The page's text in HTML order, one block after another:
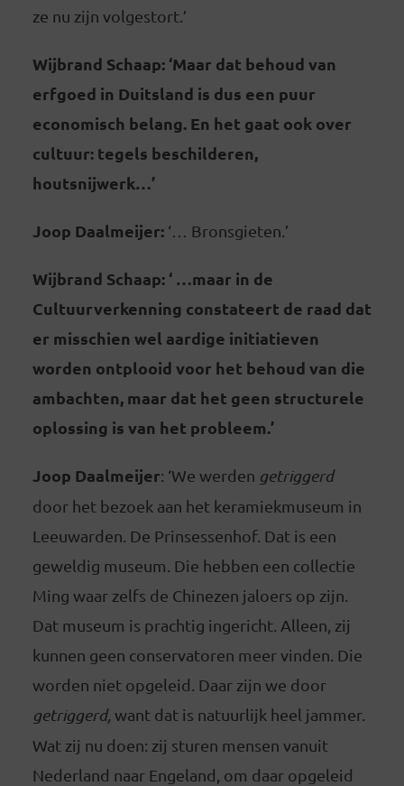
ze nu zijn volgestort.’
Wijbrand Schaap: ‘Maar dat behoud van
erfgoed in Duitsland is dus een puur
economisch belang. En het gaat ook over
cultuur: tegels beschilderen,
houtsnijwerk…’
Joop Daalmeijer:‘… Bronsgieten.’
Wijbrand Schaap: ‘ …maar in de
Cultuurverkenning constateert de raad dat
er misschien wel aardige initiatieven
worden ontplooid voor het behoud van die
ambachten, maar dat het geen structurele
oplossing is van het probleem.’
Joop Daalmeijer: ‘We werden getriggerd
door het bezoek aan het keramiekmuseum in
Leeuwarden. De Prinsessenhof. Dat is een
geweldig museum. Die hebben een collectie
Ming waar zelfs de Chinezen jaloers op zijn.
Dat museum is prachtig ingericht. Alleen, zij
kunnen geen conservatoren meer vinden. Die
worden niet opgeleid. Daar zijn we door
getriggerd,want dat is natuurlijk heel jammer.
Wat zij nu doen: zij sturen mensen vanuit
Nederland naar Engeland, om daar opgeleid